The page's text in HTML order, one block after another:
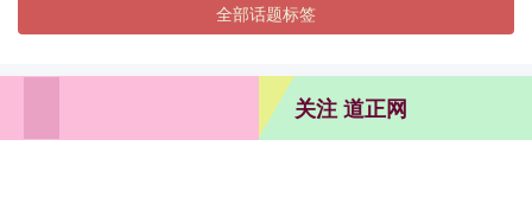
全部话题标签
关注 道正网